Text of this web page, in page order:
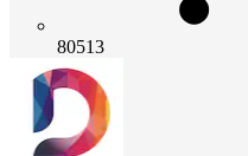
80513